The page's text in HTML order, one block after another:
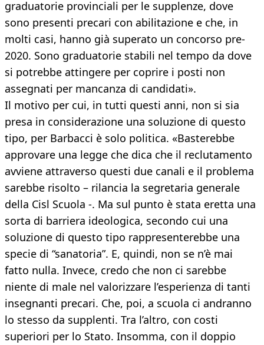
graduatorie provinciali per le supplenze, dove
sono presenti precari con abilitazione e che, in
molti casi, hanno già superato un concorso pre-
2020. Sono graduatorie stabili nel tempo da dove
si potrebbe attingere per coprire i posti non
assegnati per mancanza di candidati».
Il motivo per cui, in tutti questi anni, non si sia
presa in considerazione una soluzione di questo
tipo, per Barbacci è solo politica. «Basterebbe
approvare una legge che dica che il reclutamento
avviene attraverso questi due canali e il problema
sarebbe risolto – rilancia la segretaria generale
della Cisl Scuola -. Ma sul punto è stata eretta una
sorta di barriera ideologica, secondo cui una
soluzione di questo tipo rappresenterebbe una
specie di “sanatoria”. E, quindi, non se n’è mai
fatto nulla. Invece, credo che non ci sarebbe
niente di male nel valorizzare l’esperienza di tanti
insegnanti precari. Che, poi, a scuola ci andranno
lo stesso da supplenti. Tra l’altro, con costi
superiori per lo Stato. Insomma, con il doppio